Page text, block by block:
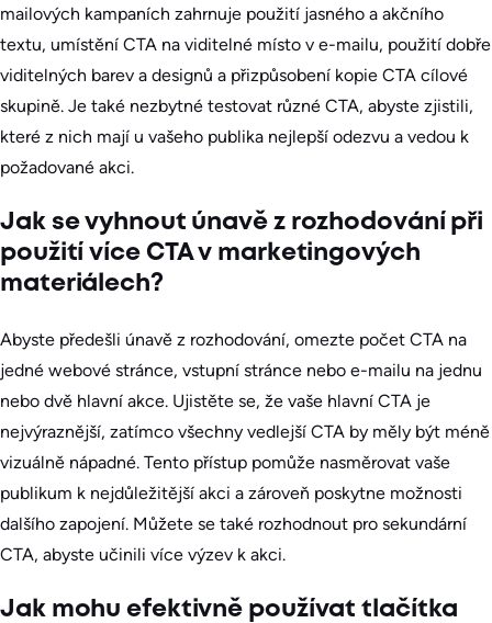
mailových kampaních zahrnuje použití jasného a akčního
textu, umístění CTA na viditelné místo v e-mailu, použití dobře
viditelných barev a designů a přizpůsobení kopie CTA cílové
skupině. Je také nezbytné testovat různé CTA, abyste zjistili,
které z nich mají u vašeho publika nejlepší odezvu a vedou k
požadované akci.
Jak se vyhnout únavě z rozhodování při
použití více CTA v marketingových
materiálech?
Abyste předešli únavě z rozhodování, omezte počet CTA na
jedné webové stránce, vstupní stránce nebo e-mailu na jednu
nebo dvě hlavní akce. Ujistěte se, že vaše hlavní CTA je
nejvýraznější, zatímco všechny vedlejší CTA by měly být méně
vizuálně nápadné. Tento přístup pomůže nasměrovat vaše
publikum k nejdůležitější akci a zároveň poskytne možnosti
dalšího zapojení. Můžete se také rozhodnout pro sekundární
CTA, abyste učinili více výzev k akci.
Jak mohu efektivně používat tlačítka